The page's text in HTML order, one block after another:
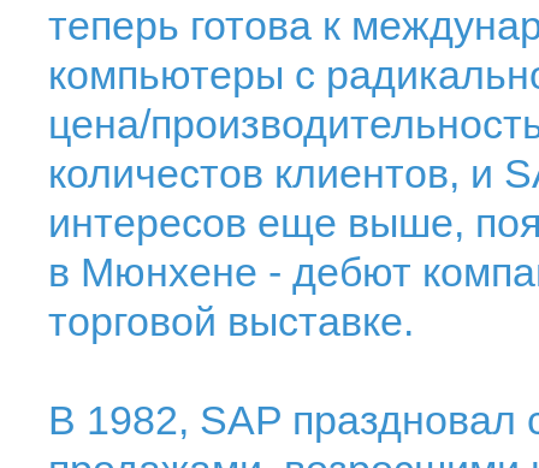
теперь готова к
компьютеры с
цена/
количестов клиентов, и
интересов еще выше,
в Мюнхене - дебют
торговой выставке.
В 1982, SAP праздновал